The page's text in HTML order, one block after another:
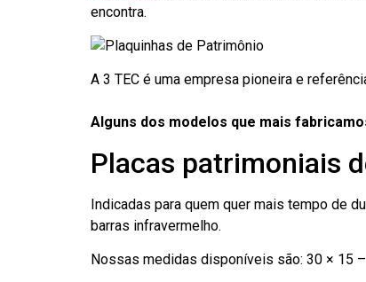
encontra.
A 3 TEC é uma empresa pioneira e
Alguns dos modelos que mais
Placas patrimoniais
Indicadas para quem quer mais tempo de
barras infravermelho.
Nossas medidas disponíveis são: 30 × 15